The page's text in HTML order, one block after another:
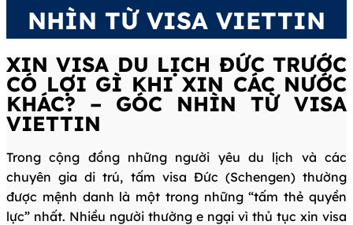
NHÌN TỪ VISA VIETTIN
XIN VISA DU LỊCH ĐỨC TRƯỚC
CÓ LỢI GÌ KHI XIN CÁC NƯỚC
KHÁC? – GÓC NHÌN TỪ VISA
VIETTIN
Trong cộng đồng những người yêu du lịch và các
chuyên gia di trú, tấm visa Đức (Schengen) thường
được mệnh danh là một trong những “tấm thẻ quyền
lực” nhất. Nhiều người thường e ngại vì thủ tục xin visa